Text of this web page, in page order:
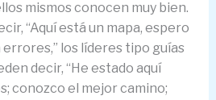
mismos conocen muy bien.
“Aquí está un mapa, espero
los líderes tipo guías
decir, “He estado aquí
conozco el mejor camino;